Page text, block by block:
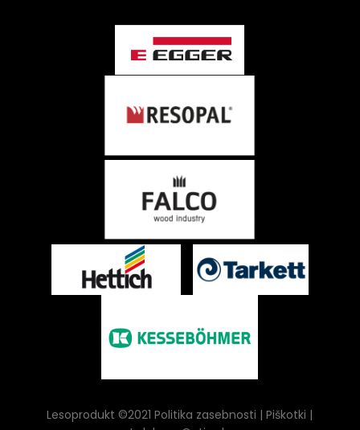
Lesoprodukt ©2021Politika zasebnosti | Piškotki |